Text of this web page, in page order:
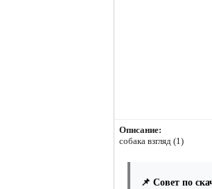
Описание:
собака взгляд (1)
📌 Совет по